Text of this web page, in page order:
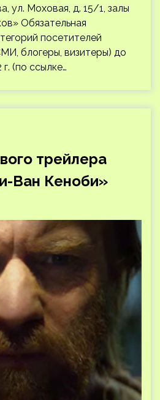
ул. Моховая, д. 15/1, залы
Обязательная
посетителей
блогеры, визитеры) до
(по ссылке…
трейлера
Ван Кеноби»